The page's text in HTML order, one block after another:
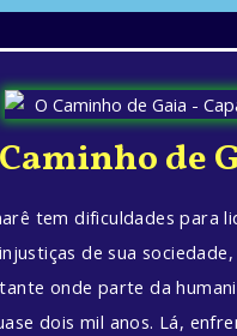
de
tem dificuldades para
de sua
onde parte da
dois mil anos. Lá,